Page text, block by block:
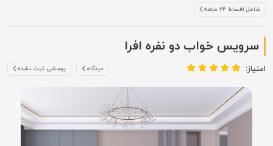
شامل اقساط ۲۴ ماهه
سرویس خواب دو نفره افرا
امتیاز: دیدگاه پرسشی ثبت نشده